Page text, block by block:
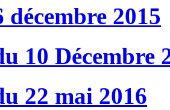
décembre 2015
10 Décembre
22 mai 2016